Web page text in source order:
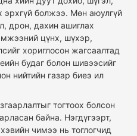
эрхгүй болжээ. Мөн аюулгүй
дрон, дахин ашиглах
цүнх, шүхэр,
хориглосон жагсаалтад
будаг болон шивээсийг
нийтийн газар биеэ ил
тогтоох болсон
байна. Нэгдүгээрт,
чимээ нь тоглогчид